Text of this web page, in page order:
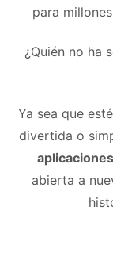
para
¿Quién no ha
Ya sea que
divertida o
abierta a